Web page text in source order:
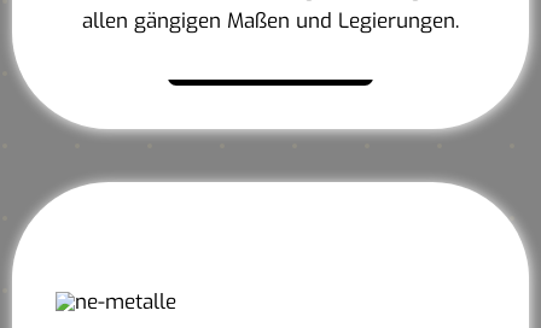
allen gängigen Maßen und Legierungen.